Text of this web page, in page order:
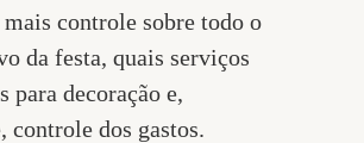
mais controle sobre todo o
da festa, quais serviços
para decoração e,
controle dos gastos.